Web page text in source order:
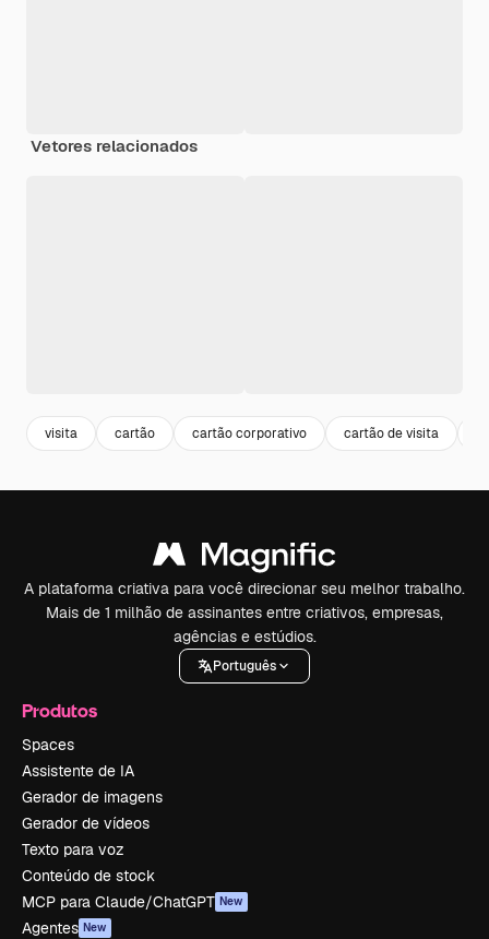
Vetores relacionados
visita cartão cartão corporativo cartão de visita
A plataforma criativa para você direcionar seu melhor trabalho.
Mais de 1 milhão de assinantes entre criativos, empresas,
agências e estúdios.
Português
Produtos
Spaces
Assistente de IA
Gerador de imagens
Gerador de vídeos
Texto para voz
Conteúdo de stock
MCP para Claude/ChatGPT New
Agentes New